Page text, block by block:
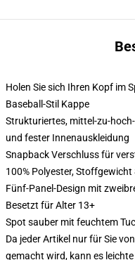
Holen Sie sich Ihren Kopf im
Baseball-Stil Kappe
Strukturiertes, mittel-zu-
und fester Innenauskleidung
Snapback Verschluss für
100% Polyester,
Fünf-Panel-Design mit
Besetzt für Alter 13+
Spot sauber mit feuchtem
Da jeder Artikel nur für Sie
gemacht wird, kann es